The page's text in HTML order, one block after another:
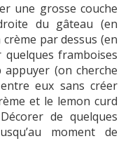
une grosse couche
du gâteau (en
par dessus (en
framboises
(on cherche
eux sans créer
et le lemon curd
de quelques
moment de